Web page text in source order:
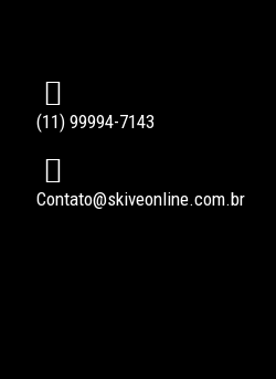
(11) 99994-7143
Contato@skiveonline.com.br